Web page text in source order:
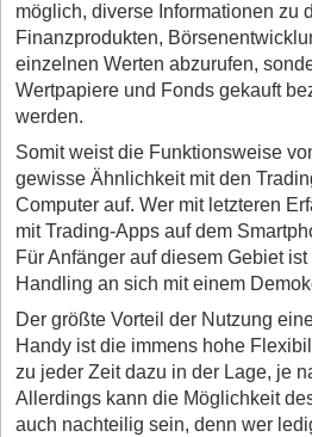
möglich, diverse Informationen zu
Finanzprodukten,
einzelnen Werten abzurufen,
Wertpapiere und Fonds gekauft
werden.
Somit weist die Funktionsweise
gewisse Ähnlichkeit mit den
Computer auf. Wer mit letzteren
mit Trading-Apps auf dem
Für Anfänger auf diesem Gebiet
Handling an sich mit einem
Der größte Vorteil der Nutzung
Handy ist die immens hohe
zu jeder Zeit dazu in der Lage, je
Allerdings kann die Möglichkeit
auch nachteilig sein, denn wer